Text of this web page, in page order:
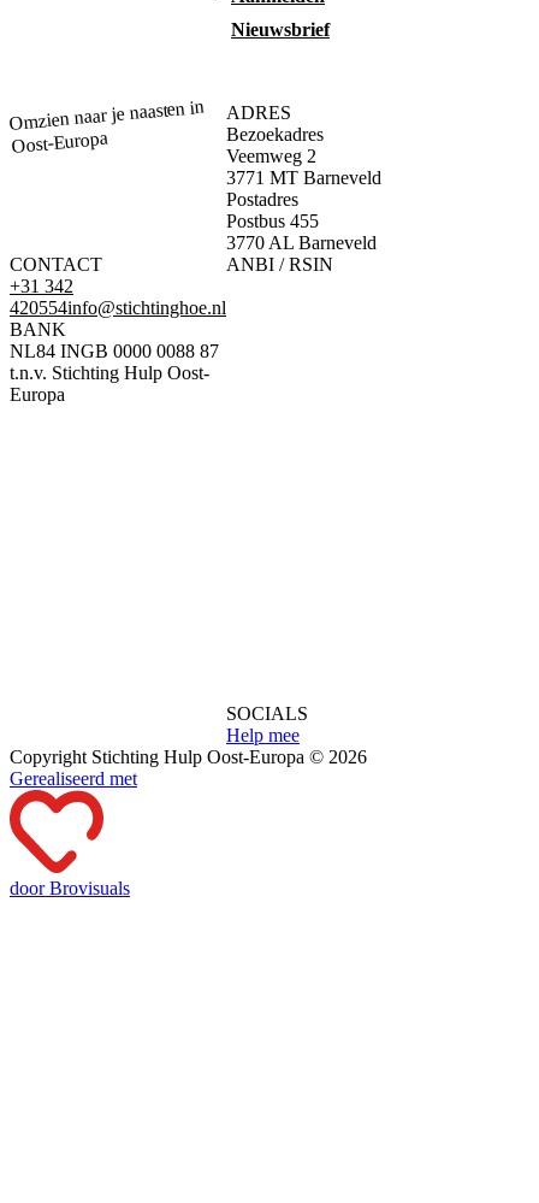
Nieuwsbrief
Omzien naar je naasten in
Oost-Europa
ADRES
Bezoekadres
Veemweg 2
3771 MT Barneveld
Postadres
Postbus 455
3770 AL Barneveld
CONTACT
+31 342
420554info@stichtinghoe.nl
BANK
NL84 INGB 0000 0088 87
t.n.v. Stichting Hulp Oost-
Europa
ANBI / RSIN
SOCIALS
Help mee
Copyright Stichting Hulp Oost-Europa © 2026
Gerealiseerd met
door Brovisuals